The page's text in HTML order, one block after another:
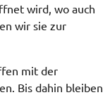
wird, wo auch
wir sie zur
mit der
Bis dahin bleiben